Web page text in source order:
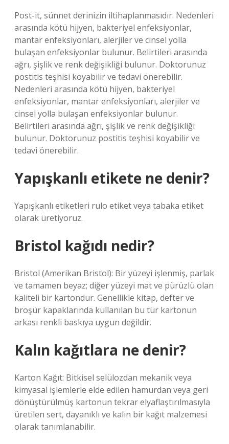
Post-it, sünnet derinizin iltihaplanmasıdır. Nedenleri
arasında kötü hijyen, bakteriyel enfeksiyonlar,
mantar enfeksiyonları, alerjiler ve cinsel yolla
bulaşan enfeksiyonlar bulunur. Belirtileri arasında
ağrı, şişlik ve renk değişikliği bulunur. Doktorunuz
postitis teşhisi koyabilir ve tedavi önerebilir.
Nedenleri arasında kötü hijyen, bakteriyel
enfeksiyonlar, mantar enfeksiyonları, alerjiler ve
cinsel yolla bulaşan enfeksiyonlar bulunur.
Belirtileri arasında ağrı, şişlik ve renk değişikliği
bulunur. Doktorunuz postitis teşhisi koyabilir ve
tedavi önerebilir.
Yapışkanlı etikete ne denir?
Yapışkanlı etiketleri rulo etiket veya tabaka etiket
olarak üretiyoruz.
Bristol kağıdı nedir?
Bristol (Amerikan Bristol): Bir yüzeyi işlenmiş, parlak
ve tamamen beyaz; diğer yüzeyi mat ve pürüzlü olan
kaliteli bir kartondur. Genellikle kitap, defter ve
broşür kapaklarında kullanılan bu tür kartonun
arkası renkli baskıya uygun değildir.
Kalın kağıtlara ne denir?
Karton Kağıt: Bitkisel selülozdan mekanik veya
kimyasal işlemlerle elde edilen hamurdan veya geri
dönüştürülmüş kartonun tekrar elyaflaştırılmasıyla
üretilen sert, dayanıklı ve kalın bir kağıt malzemesi
olarak tanımlanabilir.